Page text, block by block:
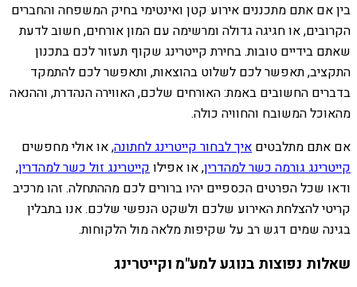
בין אם אתם מתכננים אירוע קטן ואינטימי בחיק המשפחה והחברים
הקרובים, או חגיגה גדולה ומרשימה עם המון אורחים, חשוב לדעת
שאתם בידיים טובות. בחירת קייטרינג שקוף תעזור לכם בתכנון
התקציב, תאפשר לכם לשלוט בהוצאות, ותאפשר לכם להתמקד
בדברים החשובים באמת: האורחים שלכם, האווירה הנהדרת, וההנאה
מהאוכל המשובח והחוויה כולה.
אם אתם מתלבטים איך לבחור קייטרינג לחתונה, או אולי מחפשים
קייטרינג גורמה כשר למהדרין, או אפילוקייטרינג זול כשר למהדרין,
ודאו שכל הפרטים הכספיים יהיו ברורים לכם מההתחלה. זהו מרכיב
קריטי להצלחת האירוע שלכם ולשקט הנפשי שלכם. אנו בתבלין
בגינה שמים דגש רב על שקיפות מלאה מול הלקוחות.
שאלות נפוצות בנוגע למע"מ וקייטרינג